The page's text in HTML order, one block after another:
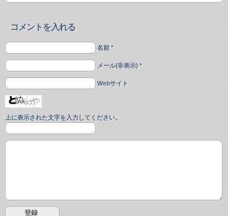
コメントを入れる
名前 *
メール(非表示) *
Webサイト
上に表示された文字を入力してください。